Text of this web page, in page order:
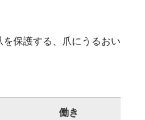
保護する、爪にうるおい
働き